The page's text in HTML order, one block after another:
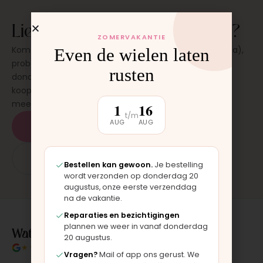
Liever eerst even zien en voelen?
Kom langs in onze werkplaats in Moordrecht (bij Gouda),
probeer de kinderwagen uit en stel al je vragen. Op
donderdag en zaterdag, op afspraak. Geen
koopverplichting. Bevalt hij? Dan neem je hem direct
mee.
Plan een bezichtiging
Wat klanten over ons zeggen
★★★★★
ZOMERVAKANTIE
Even de wielen laten
rusten
1
AUG
t/m16
AUG
Bestellen kan gewoon. Je bestelling
wordt verzonden op donderdag 20
augustus, onze eerste verzenddag
na de vakantie.
Reparaties en bezichtigingen
plannen we weer in vanaf donderdag
20 augustus.
Vragen?Mail of app ons gerust. We